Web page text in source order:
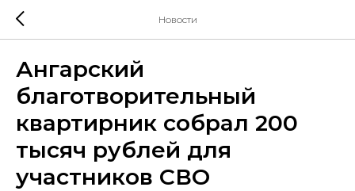
Новости
Ангарский
благотворительный
квартирник собрал 200
тысяч рублей для
участников СВО